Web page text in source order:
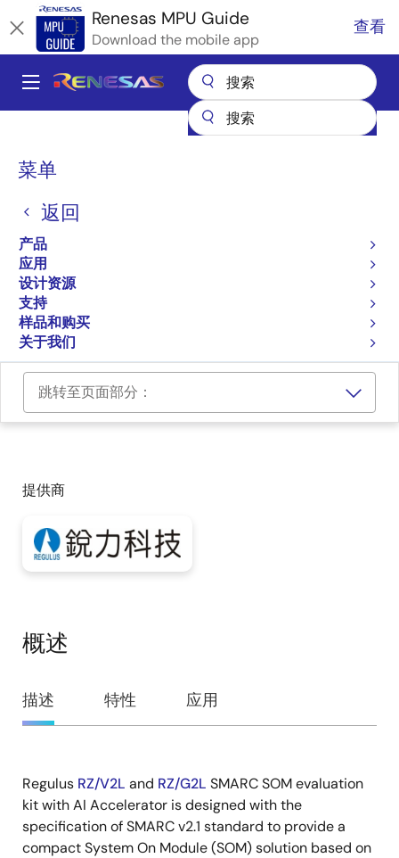
转
到
Renesas MPU Guide
Download the mobile app
查看
Main
菜单
返回
产品
应用
设计资源
支持
样品和购买
关于我们
面
屑
RZ 32 位和 64 位 MPU
Regulus RZ/V2L & RZ/G2L SMARC System on Module (SoM)
Regulus RZ/V2L & RZ/G2L
SMARC System on Module
(SoM)
REGULUS RZ/V2L and RZ/G2L SMARC SOM
跳转至页面部分：
提供商
概述
概
述
描述 特性 应用
描
述
Regulus RZ/V2L and RZ/G2L SMARC SOM evaluation
kit with AI Accelerator is designed with the
specification of SMARC v2.1 standard to provide a
compact System On Module (SOM) solution based on